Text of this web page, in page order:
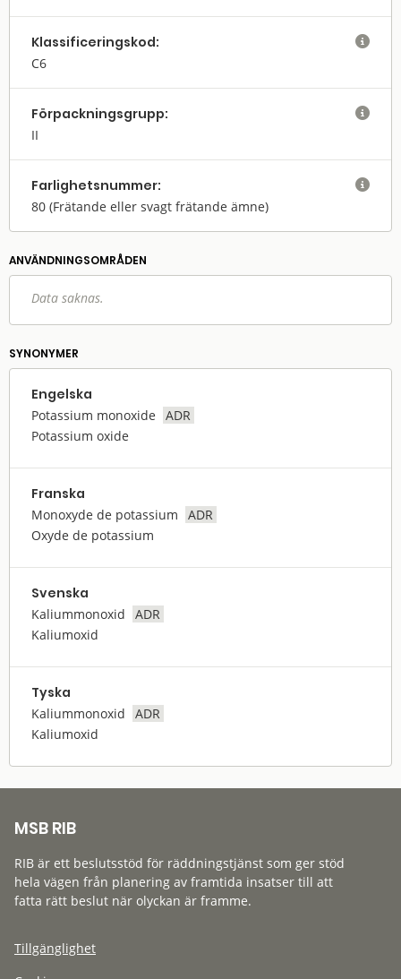
Klassifi­cerings­kod:
C6

Förpack­nings­grupp:
II

Farlighets­nummer:
80 (Frätande eller svagt frätande ämne)

ANVÄNDNINGS­OMRÅDEN
Data saknas.
SYNONYMER
Engelska
Potassium monoxide
ADR
Potassium oxide
Franska
Monoxyde de potassium
ADR
Oxyde de potassium
Svenska
Kaliummonoxid
ADR
Kaliumoxid
Tyska
Kaliummonoxid
ADR
Kaliumoxid
MSB RIB
RIB är ett beslutsstöd för räddningstjänst som ger stöd
hela vägen från planering av framtida insatser till att
fatta rätt beslut när olyckan är framme.
Tillgänglighet